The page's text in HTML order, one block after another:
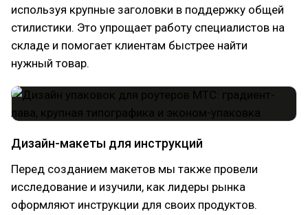
используя крупные заголовки в поддержку общей
стилистики. Это упрощает работу специалистов на
складе и помогает клиентам быстрее найти
нужный товар.
Дизайн-макеты для инструкций
Перед созданием макетов мы также провели
исследование и изучили, как лидеры рынка
оформляют инструкции для своих продуктов.